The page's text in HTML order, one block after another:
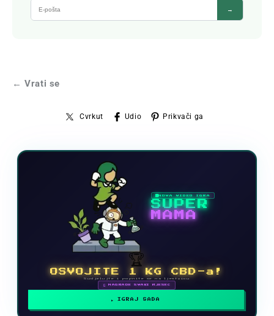
→
← Vrati se
Cvrkut Udio Prikvači ga
NOVA VIDEO IGRA
SUPER
MAMA
🏆
OSVOJITE 1 KG CBD-a!
Sudjelujte i popnite se na ljestvicu
🗓 NAGRADE SVAKI MJESEC
IGRAJ SADA